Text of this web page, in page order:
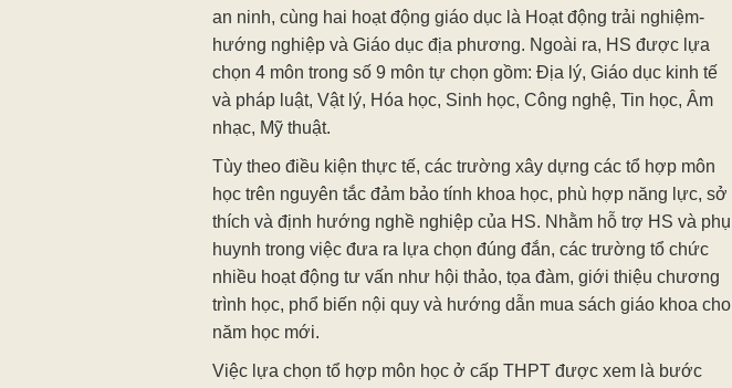
an ninh, cùng hai hoạt động giáo dục là Hoạt động trải nghiệm-
hướng nghiệp và Giáo dục địa phương. Ngoài ra, HS được lựa
chọn 4 môn trong số 9 môn tự chọn gồm: Địa lý, Giáo dục kinh tế
và pháp luật, Vật lý, Hóa học, Sinh học, Công nghệ, Tin học, Âm
nhạc, Mỹ thuật.
Tùy theo điều kiện thực tế, các trường xây dựng các tổ hợp môn
học trên nguyên tắc đảm bảo tính khoa học, phù hợp năng lực, sở
thích và định hướng nghề nghiệp của HS. Nhằm hỗ trợ HS và phụ
huynh trong việc đưa ra lựa chọn đúng đắn, các trường tổ chức
nhiều hoạt động tư vấn như hội thảo, tọa đàm, giới thiệu chương
trình học, phổ biến nội quy và hướng dẫn mua sách giáo khoa cho
năm học mới.
Việc lựa chọn tổ hợp môn học ở cấp THPT được xem là bước